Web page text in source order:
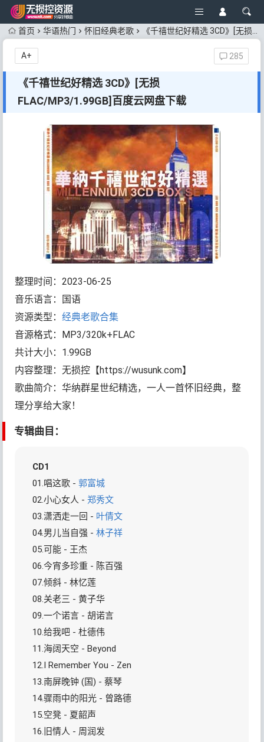
首页 华语热门 怀旧经典老歌 《千禧世纪好精选 3CD》[无损FLAC/MP3/1.99GB]百度云网盘下载
《千禧世纪好精选 3CD》[无损
FLAC/MP3/1.99GB]百度云网盘下载
285
A+
整理时间：2023-06-25
音乐语言：国语
资源类型：经典老歌合集
音源格式：MP3/320k+FLAC
共计大小：1.99GB
内容整理：无损控【https://wusunk.com】
歌曲简介：华纳群星世纪精选，一人一首怀旧经典，整
理分享给大家！
专辑曲目：
CD1
01.唱这歌 -郭富城
02.小心女人 -郑秀文
03.潇洒走一回 - 叶倩文
04.男儿当自强 -林子祥
05.可能 - 王杰
06.今宵多珍重 - 陈百强
07.倾斜 - 林忆莲
08.关老三 - 黄子华
09.一个诺言 - 胡诺言
10.给我吧 - 杜德伟
11.海阔天空 - Beyond
12.I Remember You - Zen
13.南屏晚钟 (国) - 蔡琴
14.骤雨中的阳光 - 曾路德
15.空凳 - 夏韶声
16.旧情人 - 周润发